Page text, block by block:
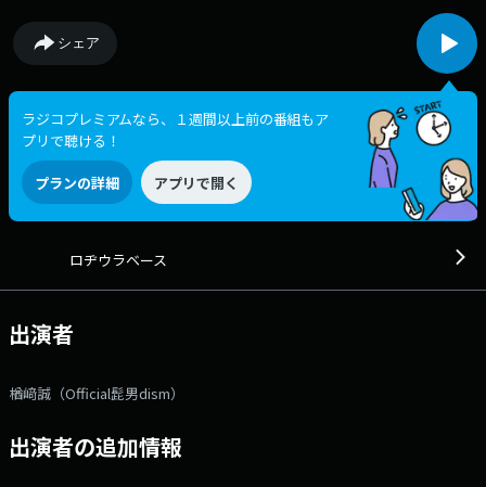
なことに挑戦しながらもゆる～くお届けしていきます。 RCCでは2時
間の生放送を1時間にして、木曜22時にオンエア！
シェア
ラジコプレミアムなら、１週間以上前の番組もア
プリで聴ける！
プランの詳細 アプリで開く
ロヂウラベース
出演者
楢﨑誠（Official髭男dism）
出演者の追加情報